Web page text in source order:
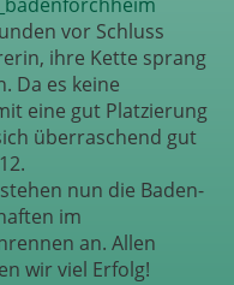
vor Schluss
ihre Kette sprang
Da es keine
eine gut Platzierung
überraschend gut
nun die Baden-
im
an. Allen
wir viel Erfolg!